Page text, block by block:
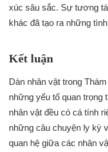
xúc sâu sắc. Sự tương
khác đã tạo ra những
Kết luận
Dàn nhân vật trong
những yếu tố quan trọng
nhân vật đều có cá tính
những câu chuyện ly kỳ
quan hệ giữa các nhân